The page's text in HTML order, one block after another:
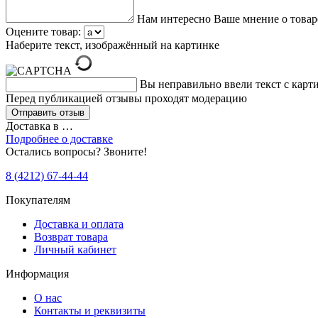
Нам интересно Ваше мнение о
Оцените товар:
Наберите текст, изображённый на картинке
Вы неправильно ввели текст с
Перед публикацией отзывы проходят модерацию
Доставка в …
Подробнее о доставке
Остались вопросы? Звоните!
8 (4212) 67-44-44
Покупателям
Доставка и оплата
Возврат товара
Личный кабинет
Информация
О нас
Контакты и реквизиты